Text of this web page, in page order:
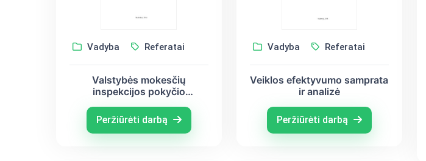
Vadyba Referatai
Valstybės mokesčių
inspekcijos pokyčio
Peržiūrėti darbą
Vadyba Referatai
Veiklos efektyvumo samprata
ir analizė
Peržiūrėti darbą